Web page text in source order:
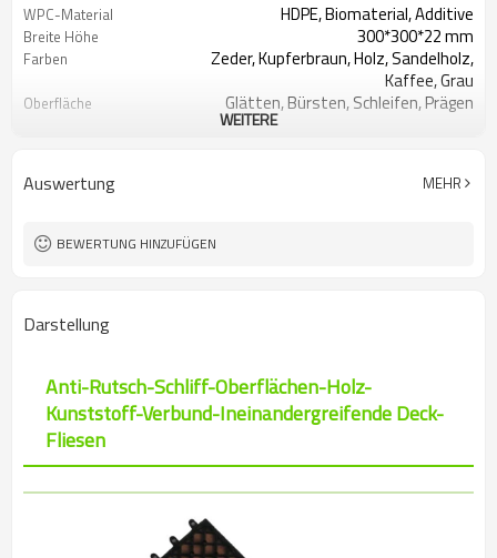
WPC-Material HDPE, Biomaterial, Additive
Breite Höhe 300*300*22 mm
Farben
Zeder, Kupferbraun, Holz, Sandelholz,
Kaffee, Grau
Oberfläche Glätten, Bürsten, Schleifen, Prägen
Holz-Touch & natürliche Haptik
Pool usw.
WEITERE
Auswertung MEHR
BEWERTUNG HINZUFÜGEN
Darstellung
Anti-Rutsch-Schliff-Oberflächen-Holz-
Kunststoff-Verbund-Ineinandergreifende Deck-
Fliesen